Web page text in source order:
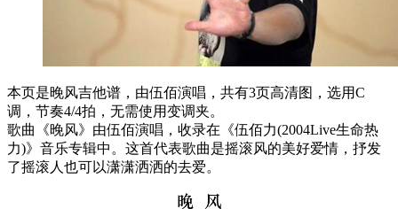
本页是晚风吉他谱，由伍佰演唱，共有3页高清图，选用C
调，节奏4/4拍，无需使用变调夹。
歌曲《晚风》由伍佰演唱，收录在《伍佰力(2004Live生命热
力)》音乐专辑中。这首代表歌曲是摇滚风的美好爱情，抒发
了摇滚人也可以潇潇洒洒的去爱。